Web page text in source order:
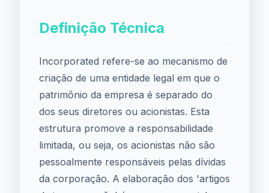
Definição Técnica
Incorporated refere-se ao mecanismo de
criação de uma entidade legal em que o
patrimônio da empresa é separado do
dos seus diretores ou acionistas. Esta
estrutura promove a responsabilidade
limitada, ou seja, os acionistas não são
pessoalmente responsáveis pelas dívidas
da corporação. A elaboração dos 'artigos